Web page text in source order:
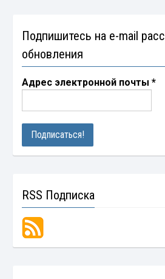
Подпишитесь на e-mail
обновления
Адрес электронной почты*
RSS Подписка